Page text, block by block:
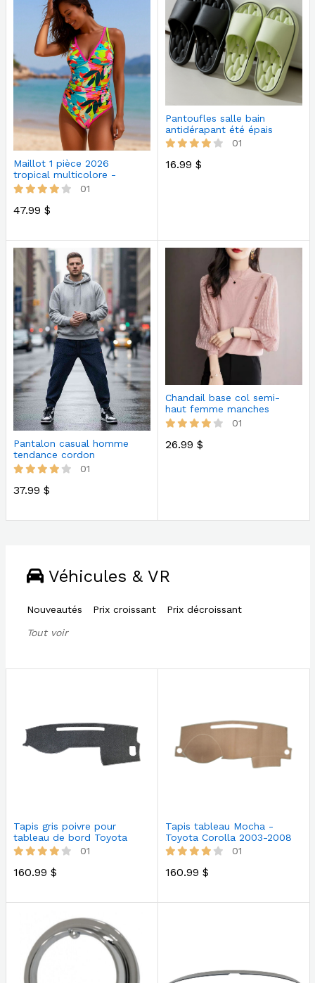
Maillot 1 pièce 2026
tropical multicolore -
Lisère ros…
01
47.99 $
Pantoufles salle bain
antidérapant été épais
01
16.99 $
Pantalon casual homme
tendance cordon
01
37.99 $
Chandail base col semi-
haut femme manches
lanterne cou…01
26.99 $
Véhicules & VR
Nouveautés Prix croissant Prix décroissant
Tout voir
Tapis gris poivre pour
tableau de bord Toyota
Tacoma 2…
01
160.99 $
Tapis tableau Mocha -
Toyota Corolla 2003-2008
01
160.99 $